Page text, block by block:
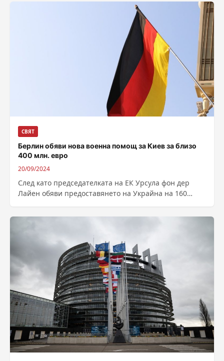
СВЯТ
Берлин обяви нова военна помощ за Киев за близо
400 млн. евро
20/09/2024
След като председателката на ЕК Урсула фон дер
Лайен обяви предоставянето на Украйна на 160